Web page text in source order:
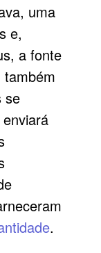
uma
e,
a fonte
se
.